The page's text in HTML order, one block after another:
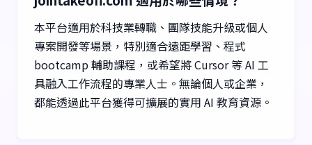
本平台適用於科技業轉職、團隊技能升級或個人
專案開發等場景，特別適合遠距學習、程式
bootcamp 輔助課程，或希望將 Cursor 等 AI 工
具融入工作流程的專業人士。無論個人或企業，
都能透過此平台獲得可擴展的實用 AI 教育資源。